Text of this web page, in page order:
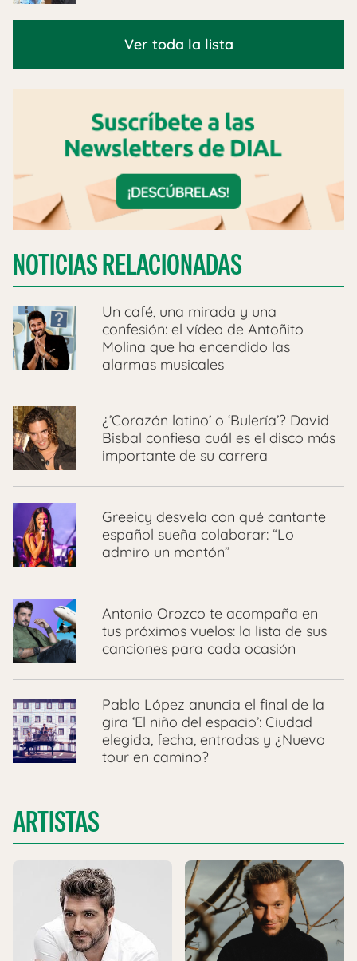
Ver toda la lista
NOTICIAS RELACIONADAS
Un café, una mirada y una
confesión: el vídeo de Antoñito
Molina que ha encendido las
alarmas musicales
¿’Corazón latino’ o ‘Bulería’? David
Bisbal confiesa cuál es el disco más
importante de su carrera
Greeicy desvela con qué cantante
español sueña colaborar: “Lo
admiro un montón”
Antonio Orozco te acompaña en
tus próximos vuelos: la lista de sus
canciones para cada ocasión
Pablo López anuncia el final de la
gira ‘El niño del espacio’: Ciudad
elegida, fecha, entradas y ¿Nuevo
tour en camino?
ARTISTAS